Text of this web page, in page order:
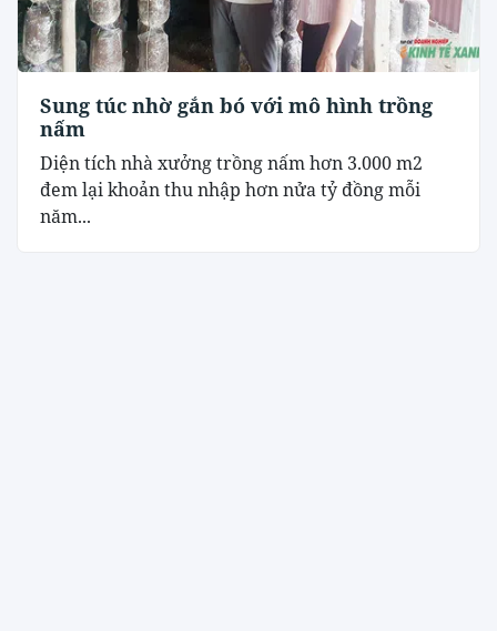
Sung túc nhờ gắn bó với mô hình trồng
nấm
Diện tích nhà xưởng trồng nấm hơn 3.000 m2
đem lại khoản thu nhập hơn nửa tỷ đồng mỗi
năm...